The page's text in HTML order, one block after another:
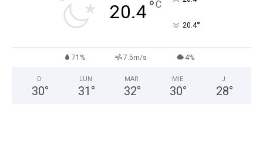
20.4°C
20.4°
71% 7.5m/s 4%
D
30°
LUN
31 °
MAR
32°
MIE
30°
J
28°